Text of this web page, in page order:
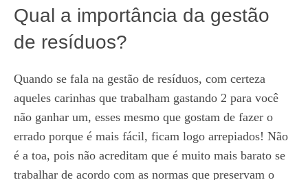
Qual a importância da gestão
de resíduos?
Quando se fala na gestão de resíduos, com certeza
aqueles carinhas que trabalham gastando 2 para você
não ganhar um, esses mesmo que gostam de fazer o
errado porque é mais fácil, ficam logo arrepiados! Não
é a toa, pois não acreditam que é muito mais barato se
trabalhar de acordo com as normas que preservam o